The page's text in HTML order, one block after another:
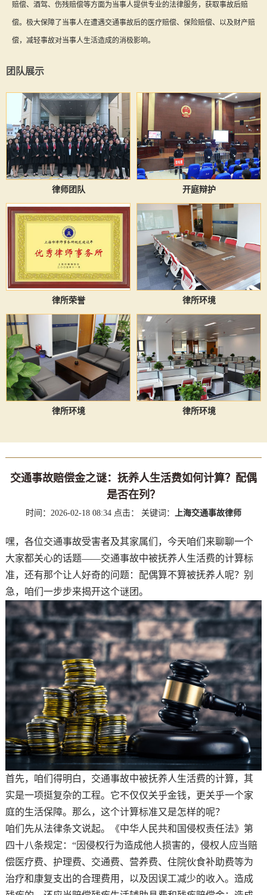
赔偿、酒驾、伤残赔偿等方面为当事人提供专业的法律服务，获取事故后赔
偿。极大保障了当事人在遭遇交通事故后的医疗赔偿、保险赔偿、以及财产赔
偿，减轻事故对当事人生活造成的消极影响。
团队展示
律师团队 开庭辩护
律所荣誉 律所环境
律所环境 律所环境
交通事故赔偿金之谜：抚养人生活费如何计算？配偶
是否在列？
时间：2026-02-18 08:34 点击： 关键词： 上海交通事故律师
嘿，各位交通事故受害者及其家属们，今天咱们来聊聊一个
大家都关心的话题——交通事故中被抚养人生活费的计算标
准，还有那个让人好奇的问题：配偶算不算被抚养人呢？别
急，咱们一步步来揭开这个谜团。
首先，咱们得明白，交通事故中被抚养人生活费的计算，其
实是一项挺复杂的工程。它不仅仅关乎金钱，更关乎一个家
庭的生活保障。那么，这个计算标准又是怎样的呢？
咱们先从法律条文说起。《中华人民共和国侵权责任法》第
四十八条规定：“因侵权行为造成他人损害的，侵权人应当赔
偿医疗费、护理费、交通费、营养费、住院伙食补助费等为
治疗和康复支出的合理费用，以及因误工减少的收入。造成